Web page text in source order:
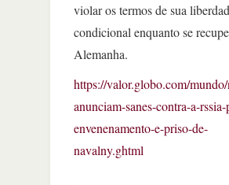
violar os termos de sua
condicional enquanto se
Alemanha.
https://valor.globo.com/
anunciam-sanes-contra-a-
envenenamento-e-priso-de-
navalny.ghtml